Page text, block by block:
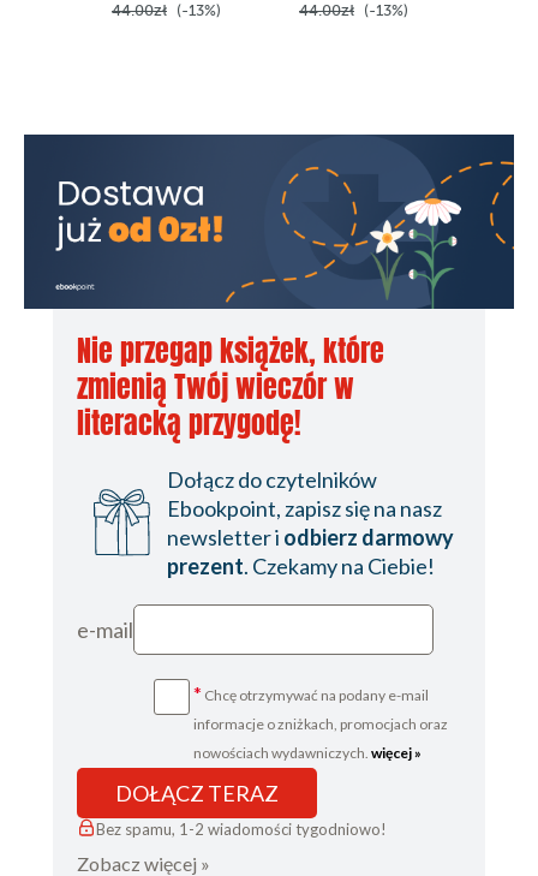
44.00zł (-13%) 44.00zł (-13%)
Nie przegap książek, które
zmienią Twój wieczór w
literacką przygodę!
Dołącz do czytelników
Ebookpoint, zapisz się na nasz
newsletter i odbierz darmowy
prezent. Czekamy na Ciebie!
e-mail
* Chcę otrzymywać na podany e-mail
informacje o zniżkach, promocjach oraz
nowościach wydawniczych. więcej »
DOŁĄCZ TERAZ
Bez spamu, 1-2 wiadomości tygodniowo!
Zobacz więcej »